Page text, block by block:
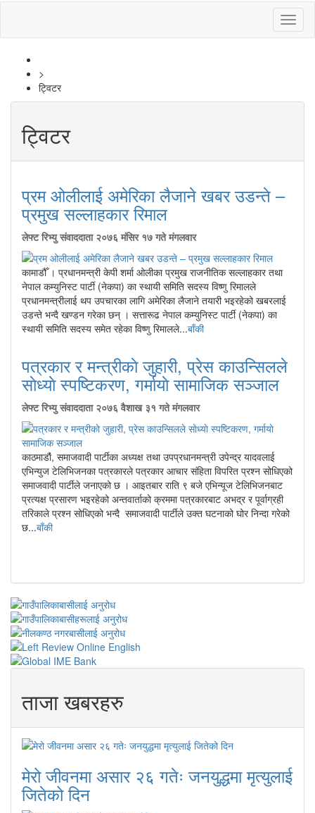
>
ट्विटर
ट्विटर
प्रम ओलीलाई अमेरिका लैजाने खबर उडन्ते –
प्रमुख सल्लाहकार रिमाल
लेफ्ट रिभ्यु संवाददाता २०७६ मंसिर १७ गते मंगलवार
कामाडौँ । प्रधानमन्त्री केपी शर्मा ओलीका प्रमुख राजनीतिक सल्लाहकार तथा
नेपाल कम्युनिस्ट पार्टी (नेकपा) का स्थायी समिति सदस्य विष्णु रिमालले
प्रधानमन्त्रीलाई थप उपचारका लागि अमेरिका लैजाने तयारी भइरहेको खबरलाई
उडन्ते भन्दै खण्डन गरेका छन् । सत्तारूढ नेपाल कम्युनिस्ट पार्टी (नेकपा) का
स्थायी समिति सदस्य समेत रहेका विष्णु रिमालले...बाँकी
पत्रकार र मन्त्रीकाे जुहारी, प्रेस काउन्सिलले
साेध्याे स्पष्टिकरण, गर्मायाे सामाजिक सञ्जाल
लेफ्ट रिभ्यु संवाददाता २०७६ वैशाख ३१ गते मंगलवार
काठमाडाै‌ं, समाजवादी पार्टीका अध्यक्ष तथा उपप्रधानमन्त्री उपेन्द्र यादवलाई
एभिन्युज टेलिभिजनका पत्रकारले पत्रकार आचार संहिता विपरित प्रश्न सोधिएको
समाजवादी पार्टीले जनाएको छ । आइतबार राति ९ बजे एभिन्यूज टेलिभिजनबाट
प्रत्यक्ष प्रसारण भइरहेको अन्तवार्ताको क्रममा पत्रकारबाट अभद्र र पूर्वाग्रही
तरिकाले प्रश्न सोधिएको भन्दै समाजवादी पार्टीले उक्त घटनाको घोर निन्दा गरेको
छ...बाँकी
ताजा खबरहरु
मेरो जीवनमा असार २६ गतेः जनयुद्धमा मृत्युलाई
जितेको दिन